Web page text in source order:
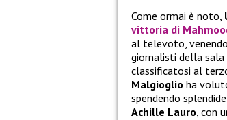
Come ormai è noto,
vittoria di
al televoto,
giornalisti della sala
classificatosi al
Malgioglio ha
spendendo
Achille Lauro, con